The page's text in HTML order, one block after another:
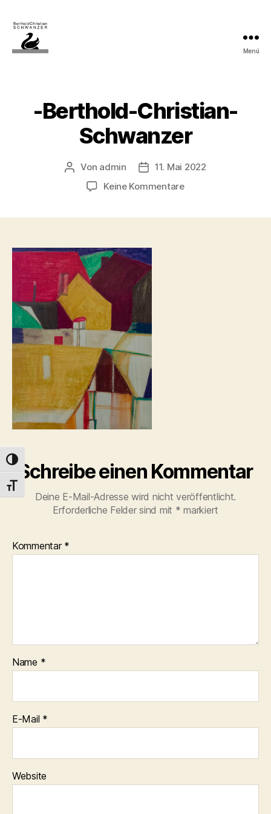
UMSCHALTEN AUF HOHE KONTRASTE
SCHRIFT VERGRÖSSERN
Menü
-Berthold-Christian-
Schwanzer
Beitragsautor
Von admin Beitragsdatum
11. Mai 2022
Keine Kommentarezu
Schreibe einen Kommentar
Deine E-Mail-Adresse wird nicht veröffentlicht.
Erforderliche Felder sind mit * markiert
Kommentar *
Name *
E-Mail *
Website